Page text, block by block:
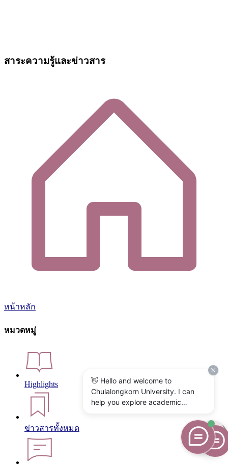
สาระความรู้และข่าวสาร
หน้าหลัก
หมวดหมู่
Highlights
ข่าวสารทั้งหมด
👋 Hello and welcome to
Chulalongkorn University. I can
help you explore academic